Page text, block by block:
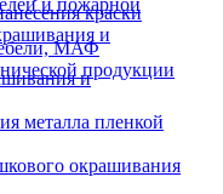
краски
и
металла пленкой
окрашивания
и пожарной
МАФ
продукции